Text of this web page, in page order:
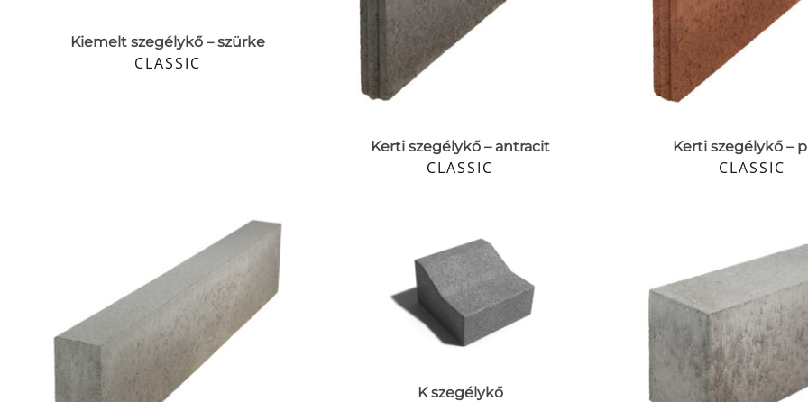
Kiemelt szegélykő – szürke
CLASSIC
Kerti szegélykő – antracit
CLASSIC
Kerti szegélykő –
CLASSIC
K szegélykő